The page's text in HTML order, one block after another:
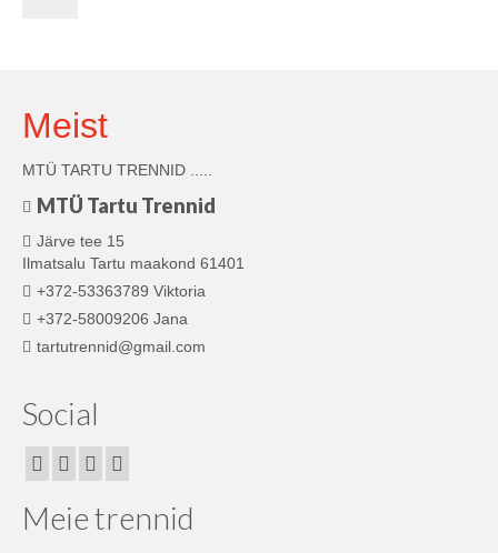
Meist
MTÜ TARTU TRENNID .....
MTÜ Tartu Trennid
Järve tee 15
Ilmatsalu Tartu maakond 61401
+372-53363789 Viktoria
+372-58009206 Jana
tartutrennid@gmail.com
Social
Meie trennid